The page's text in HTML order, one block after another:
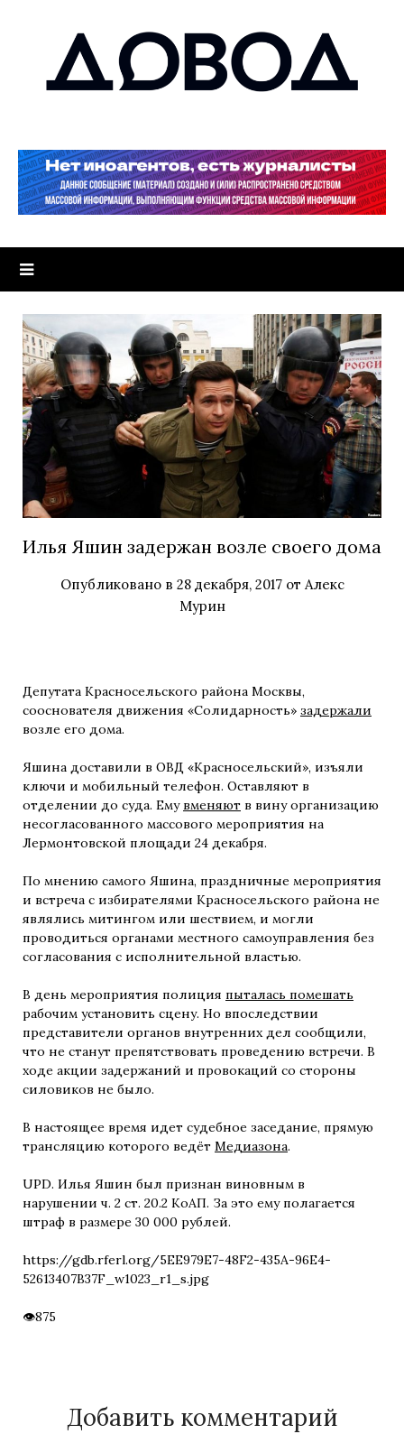
Илья Яшин задержан возле своего дома
Опубликовано в 28 декабря, 2017от Алекс
Мурин
Депутата Красносельского района Москвы,
сооснователя движения «Солидарность» задержали
возле его дома.
Яшина доставили в ОВД «Красносельский», изъяли
ключи и мобильный телефон. Оставляют в
отделении до суда. Ему вменяют в вину организацию
несогласованного массового мероприятия на
Лермонтовской площади 24 декабря.
По мнению самого Яшина, праздничные мероприятия
и встреча с избирателями Красносельского района не
являлись митингом или шествием, и могли
проводиться органами местного самоуправления без
согласования с исполнительной властью.
В день мероприятия полиция пыталась помешать
рабочим установить сцену. Но впоследствии
представители органов внутренних дел сообщили,
что не станут препятствовать проведению встречи. В
ходе акции задержаний и провокаций со стороны
силовиков не было.
В настоящее время идет судебное заседание, прямую
трансляцию которого ведёт Медиазона.
UPD. Илья Яшин был признан виновным в
нарушении ч. 2 ст. 20.2 КоАП. За это ему полагается
штраф в размере 30 000 рублей.
https://gdb.rferl.org/5EE979E7-48F2-435A-96E4-
52613407B37F_w1023_r1_s.jpg
875
Добавить комментарий